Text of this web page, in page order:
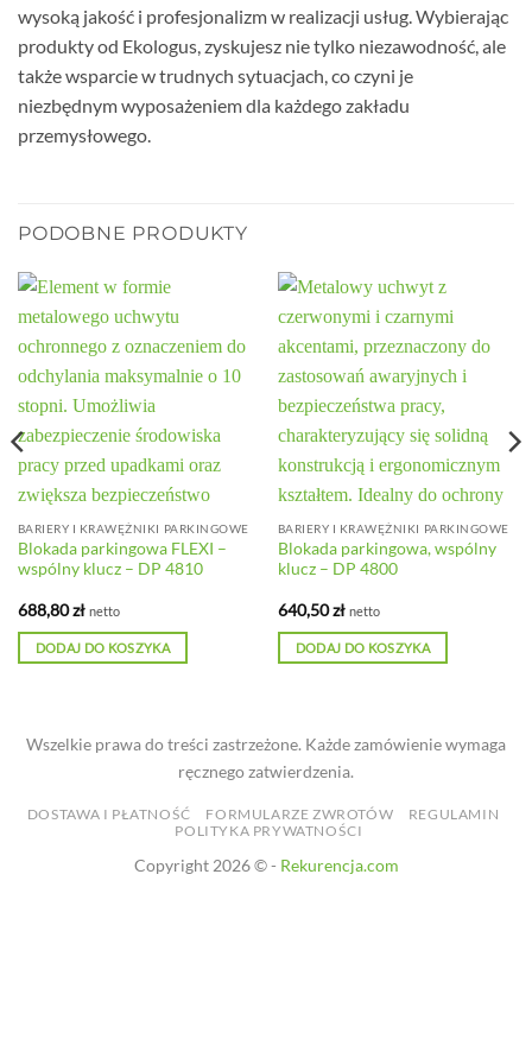
wysoką jakość i profesjonalizm w realizacji usług. Wybierając
produkty od Ekologus, zyskujesz nie tylko niezawodność, ale
także wsparcie w trudnych sytuacjach, co czyni je
niezbędnym wyposażeniem dla każdego zakładu
przemysłowego.
PODOBNE PRODUKTY
BARIERY I KRAWĘŻNIKI PARKINGOWE
Blokada parkingowa FLEXI –
wspólny klucz – DP 4810
688,80zł netto
DODAJ DO KOSZYKA
BARIERY I KRAWĘŻNIKI PARKINGOWE
Blokada parkingowa, wspólny
klucz – DP 4800
640,50zł netto
DODAJ DO KOSZYKA
Wszelkie prawa do treści zastrzeżone. Każde zamówienie wymaga
ręcznego zatwierdzenia.
DOSTAWA I PŁATNOŚĆ FORMULARZE ZWROTÓW
REGULAMIN
POLITYKA PRYWATNOŚCI
Copyright 2026 © - Rekurencja.com